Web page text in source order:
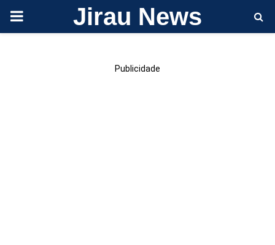
PRIMARY Jirau News
Publicidade